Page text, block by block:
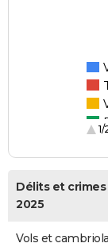
1/
Délits et crimes
2025
Vols et